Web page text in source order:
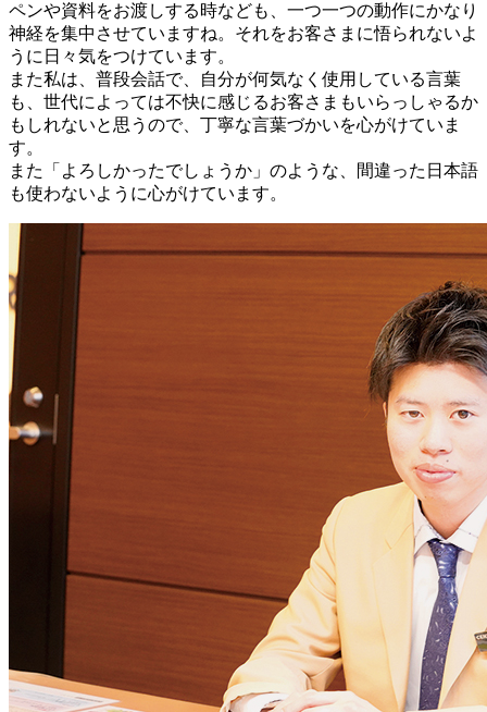
ペンや資料をお渡しする時なども、一つ一つの動作にかなり
神経を集中させていますね。それをお客さまに悟られないよ
うに日々気をつけています。
また私は、普段会話で、自分が何気なく使用している言葉
も、世代によっては不快に感じるお客さまもいらっしゃるか
もしれないと思うので、丁寧な言葉づかいを心がけていま
す。
また「よろしかったでしょうか」のような、間違った日本語
も使わないように心がけています。